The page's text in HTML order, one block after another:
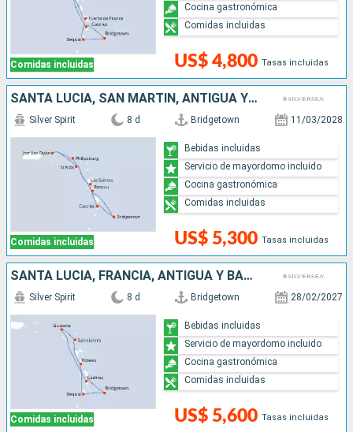
Comidas incluidas US$ 4,800 Tasas incluidas
Cocina gastronómica
Comidas incluidas
SANTA LUCIA, SAN MARTÍN, ANTIGUA Y BARBUDA, DOMINICA, BARBADOS
Comidas incluidas
Silver Spirit 8 d Bridgetown 11/03/2028
US$ 5,300 Tasas incluidas
Bebidas incluidas
Servicio de mayordomo incluido
Cocina gastronómica
Comidas incluidas
SANTA LUCIA, FRANCIA, ANTIGUA Y BARBUDA, DOMINICA, SAN VINCENT Y LAS GRANADINAS, BARBADOS
Comidas incluidas
Silver Spirit 8 d Bridgetown 28/02/2027
US$ 5,600 Tasas incluidas
Bebidas incluidas
Servicio de mayordomo incluido
Cocina gastronómica
Comidas incluidas